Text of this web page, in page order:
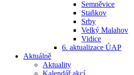
Semněvice
Staňkov
Srby
Velký Malahov
Vidice
6. aktualizace ÚAP
Aktuálně
Aktuality
Kalendář akcí